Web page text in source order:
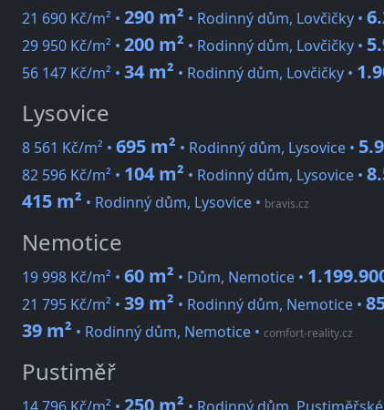
21 690 Kč/m² • 290 m² • Rodinný dům, Lovčičky •
29 950 Kč/m² • 200 m² • Rodinný dům, Lovčičky •
56 147 Kč/m² • 34 m² • Rodinný dům, Lovčičky •
Lysovice
8 561 Kč/m² • 695 m² • Rodinný dům, Lysovice •
82 596 Kč/m² • 104 m² • Rodinný dům, Lysovice •
415 m² • Rodinný dům, Lysovice • bravis.cz
Nemotice
19 998 Kč/m² • 60 m² • Dům, Nemotice •
21 795 Kč/m² • 39 m² • Rodinný dům, Nemotice •
39 m² • Rodinný dům, Nemotice • comfort-reality.cz
Pustiměř